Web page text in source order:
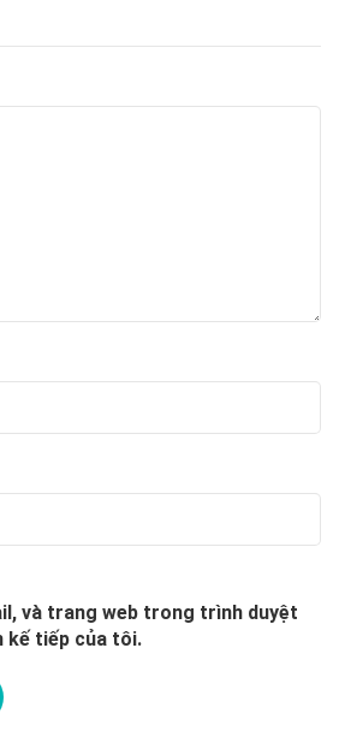
và trang web trong trình duyệt
kế tiếp của tôi.